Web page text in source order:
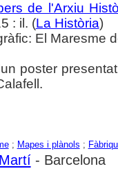
de l'Arxiu
: il. (La Història)
El Maresme
poster
; Mapes i plànols ;
- Barcelona